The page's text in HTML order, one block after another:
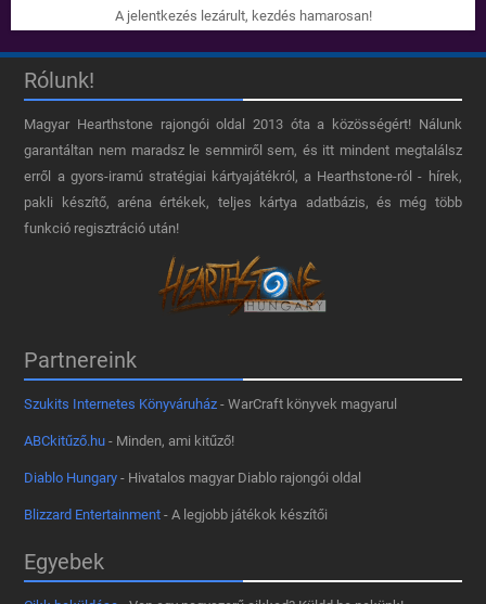
A jelentkezés lezárult, kezdés hamarosan!
Rólunk!
Magyar Hearthstone​ rajongói oldal 2013 óta a közösségért! Nálunk
garantáltan nem maradsz le semmiről sem, és itt mindent megtalálsz
erről a gyors-iramú stratégiai kártyajátékról, a Hearthstone-ról - hírek,
pakli készítő, aréna értékek, teljes kártya adatbázis, és még több
funkció regisztráció után!
Partnereink
Szukits Internetes Könyváruház - WarCraft könyvek magyarul
ABCkitűző.hu - Minden, ami kitűző!
Diablo Hungary - Hivatalos magyar Diablo rajongói oldal
Blizzard Entertainment - A legjobb játékok készítői
Egyebek